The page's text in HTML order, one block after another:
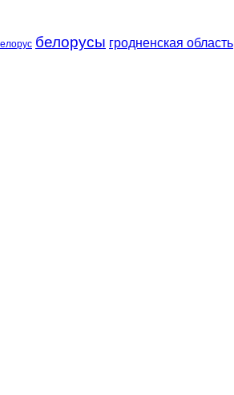
белорусы гродненская область